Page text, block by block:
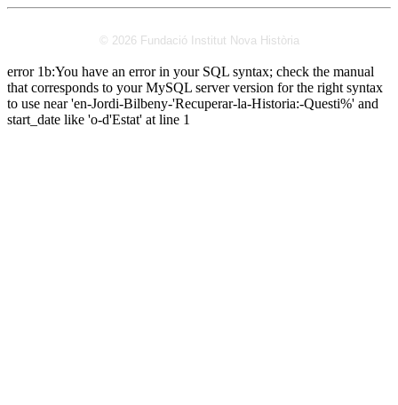
© 2026 Fundació Institut Nova Història
error 1b:You have an error in your SQL syntax; check the manual
that corresponds to your MySQL server version for the right syntax
to use near 'en-Jordi-Bilbeny-'Recuperar-la-Historia:-Questi%' and
start_date like 'o-d'Estat' at line 1